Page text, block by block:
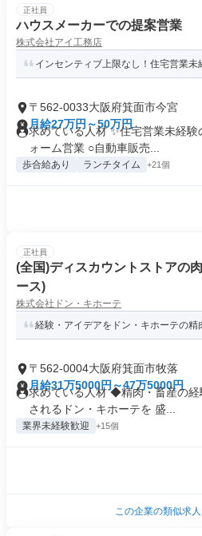
正社員
ハウスメーカーでの提案営業
株式会社アイ工務店
インセンティブ上限なし！住宅営業
〒562-0033大阪府箕面市今宮
月給27万円～50万円
求めている人材 ✨住宅営業未経
ォーム営業 ○自動車販売...
歩合給あり ランチタイム +21個
正社員
(全国)ディスカウントストアの
ース)
株式会社ドン・キホーテ
経験・アイデアをドン・キホーテの精
〒562-0004大阪府箕面市牧落
月給31万5000円～47万5000円
求めている人材 ◆精肉・畜産の
されるドン・キホーテを 盛...
業界未経験歓迎 +15個
この企業の類似求